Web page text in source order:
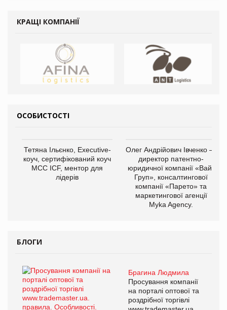
КРАЩІ КОМПАНІЇ
ОСОБИСТОСТІ
Тетяна Ільєнко, Executive-
коуч, сертифікований коуч
МСС ICF, ментор для
лідерів
Олег Андрійович Івченко —
директор патентно-
юридичної компанії «Вайз
Груп», консалтингової
компанії «Парето» та
маркетингової агенції
Myka Agency.
БЛОГИ
Брагина Людмила
Просування компанії
на порталі оптової та
роздрібної торгівлі